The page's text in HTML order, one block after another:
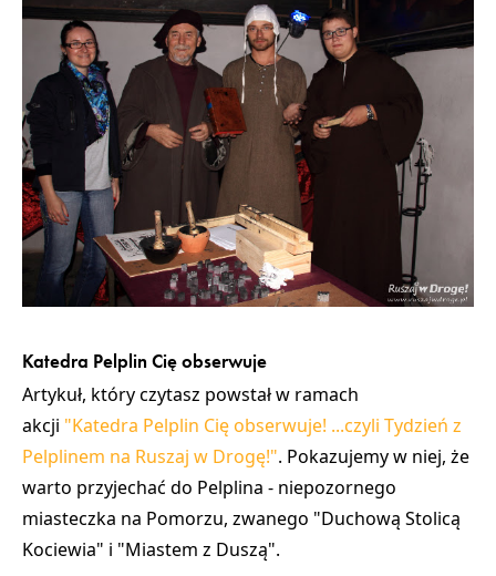
Katedra Pelplin Cię obserwuje
Artykuł, który czytasz powstał w ramach
akcji "Katedra Pelplin Cię obserwuje! ...czyli Tydzień z
Pelplinem na Ruszaj w Drogę!". Pokazujemy w niej, że
warto przyjechać do Pelplina - niepozornego
miasteczka na Pomorzu, zwanego "Duchową Stolicą
Kociewia" i "Miastem z Duszą".